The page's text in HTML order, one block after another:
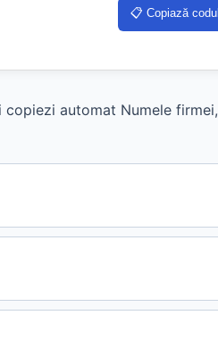
📋 Copiază codul
automat Numele firmei,